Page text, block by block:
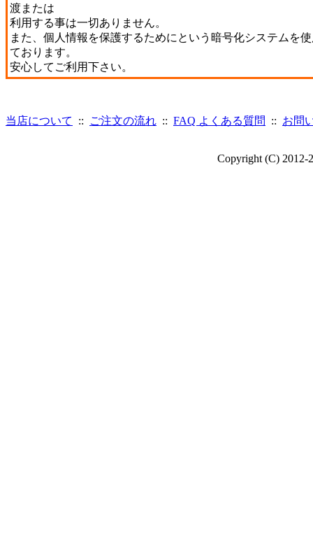
渡または
利用する事は一切ありません。
また、個人情報を保護するためにという暗号化システムを
ております。
安心してご利用下さい。
当店について :: ご注文の流れ :: FAQ よくある質問 :: お問
Copyright (C) 2012-